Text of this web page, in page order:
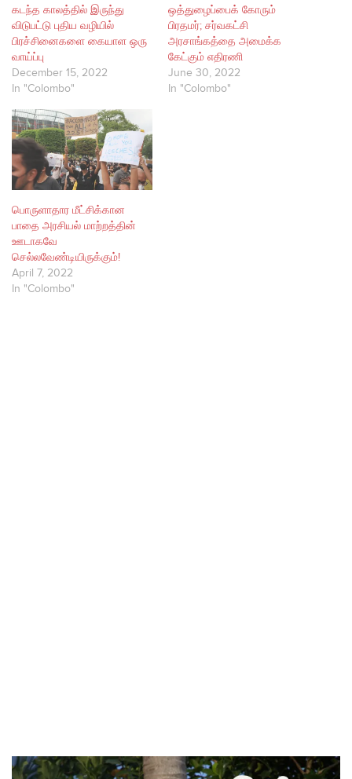
கடந்த காலத்தில் இருந்து
விடுபட்டு புதிய வழியில்
பிரச்சினைகளை கையாள ஒரு
வாய்ப்பு
December 15, 2022
In "Colombo"
ஒத்துழைப்பைக் கோரும்
பிரதமர்; சர்வகட்சி
அரசாங்கத்தை அமைக்க
கேட்கும் எதிரணி
June 30, 2022
In "Colombo"
பொருளாதார மீட்சிக்கான
பாதை அரசியல் மாற்றத்தின்
ஊடாகவே
செல்லவேண்டியிருக்கும்!
April 7, 2022
In "Colombo"